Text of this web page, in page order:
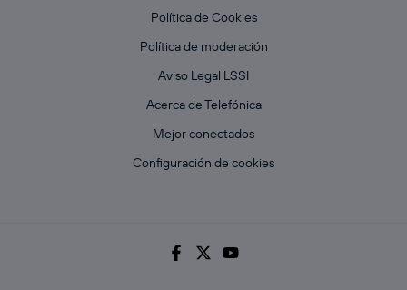
Política de Cookies
Política de moderación
Aviso Legal LSSI
Acerca de Telefónica
Mejor conectados
Configuración de cookies